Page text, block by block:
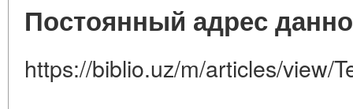
Постоянный адрес
https://biblio.uz/m/articles/view/